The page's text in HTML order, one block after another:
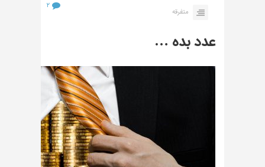
متفرقه
۲
عدد بده …